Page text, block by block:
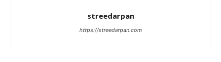
streedarpan
https://streedarpan.com